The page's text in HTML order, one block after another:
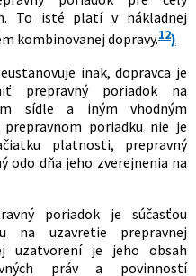
To isté platí v nákladnej
kombinovanej dopravy.12)
inak, dopravca je
prepravný poriadok na
sídle a iným vhodným
poriadku nie je
platnosti, prepravný
odo dňa jeho zverejnenia na
poriadok je súčasťou
na uzavretie prepravnej
uzatvorení je jeho obsah
práv a povinností